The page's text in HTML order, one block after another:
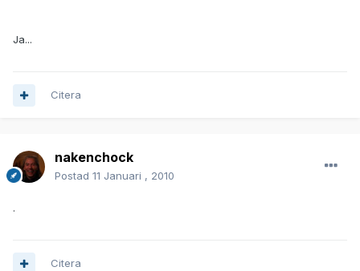
Ja...
Citera
nakenchock
Postad 11 Januari , 2010
.
Citera